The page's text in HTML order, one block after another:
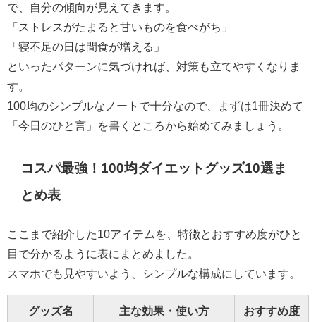
で、自分の傾向が見えてきます。
「ストレスがたまると甘いものを食べがち」
「寝不足の日は間食が増える」
といったパターンに気づければ、対策も立てやすくなりま
す。
100均のシンプルなノートで十分なので、まずは1冊決めて
「今日のひと言」を書くところから始めてみましょう。
コスパ最強！100均ダイエットグッズ10選ま
とめ表
ここまで紹介した10アイテムを、特徴とおすすめ度がひと
目で分かるように表にまとめました。
スマホでも見やすいよう、シンプルな構成にしています。
グッズ名 主な効果・使い方 おすすめ度